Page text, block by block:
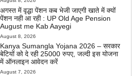
अगस्त में वृद्धा पेंशन कब भेजी जाएगी खाते में क्यों
पेंशन नही आ रही : UP Old Age Pension
August me Kab Aayegi
August 8, 2026
Kanya Sumangla Yojana 2026 – सरकार
बेटियों को दे रही 25000 रुपए, जल्दी इस योजना
में ऑनलाइन आवेदन करें
August 7, 2026